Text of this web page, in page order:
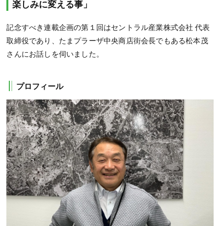
楽しみに変える事」
記念すべき連載企画の第１回はセントラル産業株式会社 代表
取締役であり、たまプラーザ中央商店街会長でもある松本茂
さんにお話しを伺いました。
プロフィール